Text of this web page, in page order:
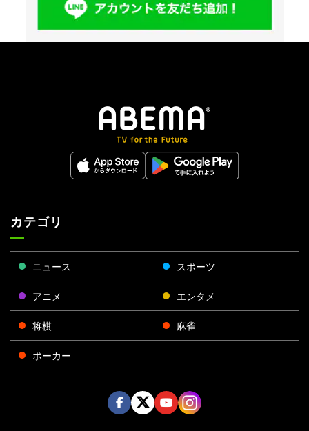
カテゴリ
ニュース スポーツ
アニメ エンタメ
将棋 麻雀
ポーカー